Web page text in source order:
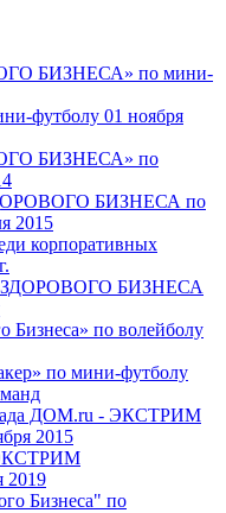
БИЗНЕСА» по мини-
футболу 01 ноября
БИЗНЕСА» по
БИЗНЕСА по
2015
корпоративных
ЗДОРОВОГО БИЗНЕСА
Бизнеса» по волейболу
по мини-футболу
ДОМ.ru - ЭКСТРИМ
2015
2019
Бизнеса" по